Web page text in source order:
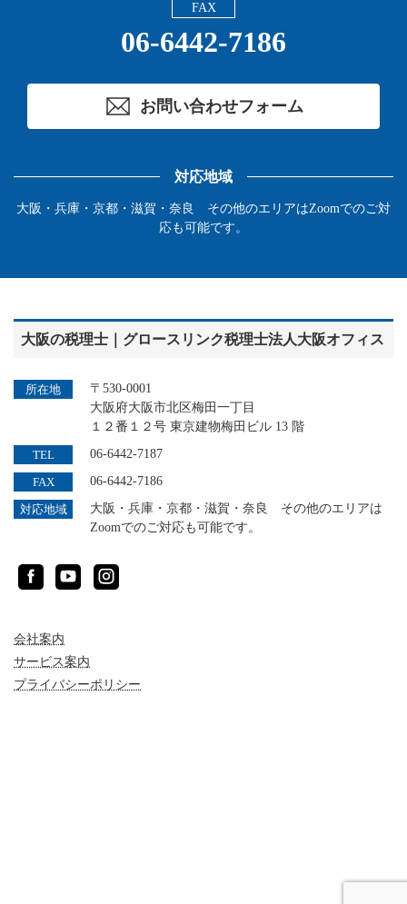
FAX
06-6442-7186
お問い合わせフォーム
対応地域
大阪・兵庫・京都・滋賀・奈良 その他のエリアはZoomでのご対
応も可能です。
大阪の税理士｜グロースリンク税理士法人大阪オフィス
所在地
〒530-0001
大阪府大阪市北区梅田一丁目
１２番１２号 東京建物梅田ビル 13 階
TEL 06-6442-7187
FAX 06-6442-7186
対応地域
大阪・兵庫・京都・滋賀・奈良 その他のエリアは
Zoomでのご対応も可能です。
FacebookYouTubeInstagram
会社案内
サービス案内
プライバシーポリシー